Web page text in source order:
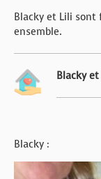
Blacky et Lili sont
ensemble.
Blacky
Blacky :